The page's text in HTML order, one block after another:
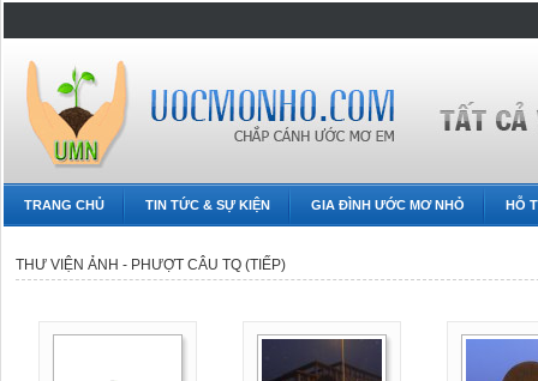
TRANG CHỦ TIN TỨC & SỰ KIỆN GIA ĐÌNH ƯỚC MƠ NHỎ HỖ
THƯ VIỆN ẢNH - PHƯỢT CÂU TQ (TIẾP)